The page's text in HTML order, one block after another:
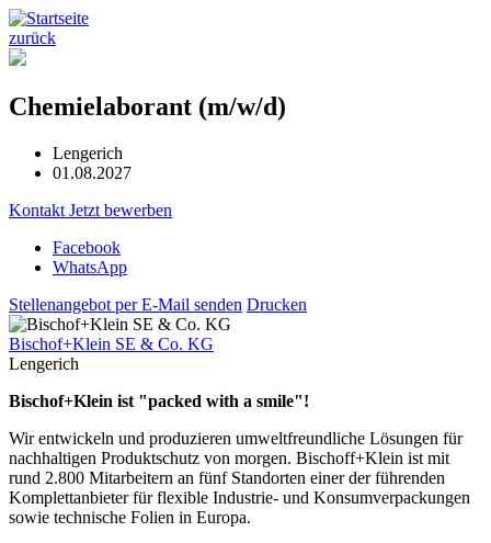
zurück
Chemielaborant (m/w/d)
Lengerich
01.08.2027
Kontakt Jetzt bewerben
Facebook
WhatsApp
Stellenangebot per E-Mail senden Drucken
Bischof+Klein SE & Co. KG
Lengerich
Bischof+Klein ist "packed with a smile"!
Wir entwickeln und produzieren umweltfreundliche Lösungen für
nachhaltigen Produktschutz von morgen. Bischoff+Klein ist mit
rund 2.800 Mitarbeitern an fünf Standorten einer der führenden
Komplettanbieter für flexible Industrie- und Konsumverpackungen
sowie technische Folien in Europa.